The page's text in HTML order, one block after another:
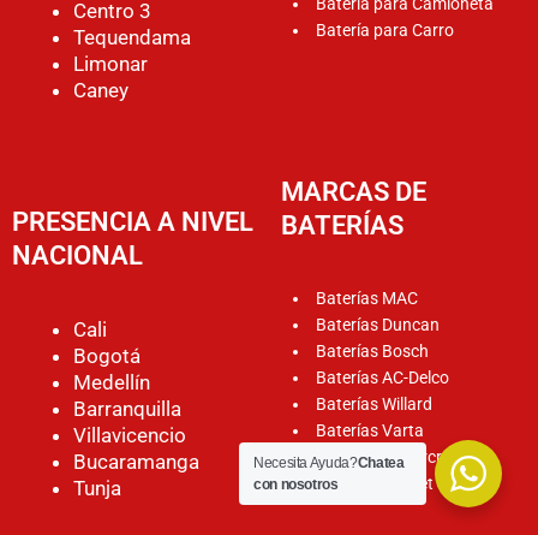
Centro 3
Tequendama
Limonar
Caney
PRESENCIA A NIVEL
NACIONAL
Cali
Bogotá
Medellín
Barranquilla
Villavicencio
Bucaramanga
Tunja
Batería para Carro
MARCAS DE
BATERÍAS
Baterías MAC
Baterías Duncan
Baterías Bosch
Baterías AC-Delco
Baterías Willard
Baterías Varta
Baterías Motorcraft
Baterías Rocket
Necesita Ayuda?Chatea
con nosotros